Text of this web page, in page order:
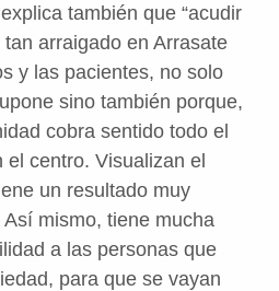
también que “acudir
arraigado en Arrasate
y las pacientes, no solo
sino también porque,
cobra sentido todo el
el centro. Visualizan el
un resultado muy
mismo, tiene mucha
a las personas que
para que se vayan